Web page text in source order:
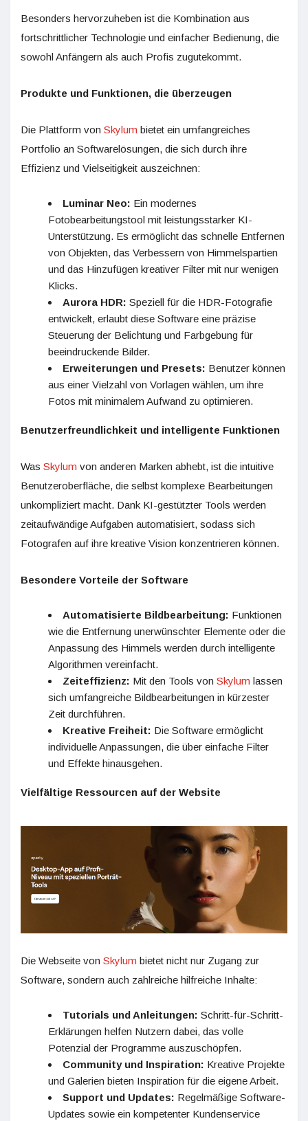
Besonders hervorzuheben ist die Kombination aus
fortschrittlicher Technologie und einfacher Bedienung, die
sowohl Anfängern als auch Profis zugutekommt.
Produkte und Funktionen, die überzeugen
Die Plattform von Skylum bietet ein umfangreiches
Portfolio an Softwarelösungen, die sich durch ihre
Effizienz und Vielseitigkeit auszeichnen:
Luminar Neo: Ein modernes
Fotobearbeitungstool mit leistungsstarker KI-
Unterstützung. Es ermöglicht das schnelle Entfernen
von Objekten, das Verbessern von Himmelspartien
und das Hinzufügen kreativer Filter mit nur wenigen
Klicks.
Aurora HDR: Speziell für die HDR-Fotografie
entwickelt, erlaubt diese Software eine präzise
Steuerung der Belichtung und Farbgebung für
beeindruckende Bilder.
Erweiterungen und Presets: Benutzer können
aus einer Vielzahl von Vorlagen wählen, um ihre
Fotos mit minimalem Aufwand zu optimieren.
Benutzerfreundlichkeit und intelligente Funktionen
Was Skylum von anderen Marken abhebt, ist die intuitive
Benutzeroberfläche, die selbst komplexe Bearbeitungen
unkompliziert macht. Dank KI-gestützter Tools werden
zeitaufwändige Aufgaben automatisiert, sodass sich
Fotografen auf ihre kreative Vision konzentrieren können.
Besondere Vorteile der Software
Automatisierte Bildbearbeitung: Funktionen
wie die Entfernung unerwünschter Elemente oder die
Anpassung des Himmels werden durch intelligente
Algorithmen vereinfacht.
Zeiteffizienz: Mit den Tools von Skylum lassen
sich umfangreiche Bildbearbeitungen in kürzester
Zeit durchführen.
Kreative Freiheit: Die Software ermöglicht
individuelle Anpassungen, die über einfache Filter
und Effekte hinausgehen.
Vielfältige Ressourcen auf der Website
Die Webseite von Skylum bietet nicht nur Zugang zur
Software, sondern auch zahlreiche hilfreiche Inhalte:
Tutorials und Anleitungen: Schritt-für-Schritt-
Erklärungen helfen Nutzern dabei, das volle
Potenzial der Programme auszuschöpfen.
Community und Inspiration: Kreative Projekte
und Galerien bieten Inspiration für die eigene Arbeit.
Support und Updates: Regelmäßige Software-
Updates sowie ein kompetenter Kundenservice